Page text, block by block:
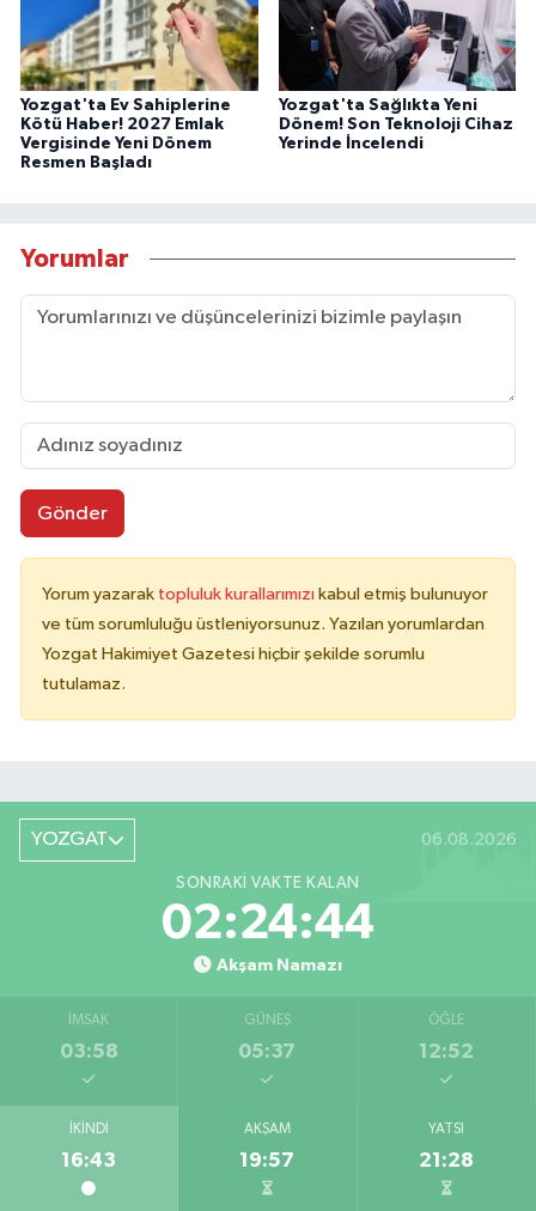
Yozgat'ta Ev Sahiplerine
Kötü Haber! 2027 Emlak
Vergisinde Yeni Dönem
Resmen Başladı
Yozgat'ta Sağlıkta Yeni
Dönem! Son Teknoloji Cihaz
Yerinde İncelendi
Yorumlar
Gönder
Yorum yazarak topluluk kurallarımızı kabul etmiş bulunuyor
ve tüm sorumluluğu üstleniyorsunuz. Yazılan yorumlardan
Yozgat Hakimiyet Gazetesi hiçbir şekilde sorumlu
tutulamaz.
YOZGAT 06.08.2026
SONRAKI VAKTE KALAN
02:24:44
Akşam Namazı
İMSAK
03:58
GÜNEŞ
05:37
ÖĞLE
12:52
İKINDI
16:43
AKŞAM
19:57
YATSI
21:28